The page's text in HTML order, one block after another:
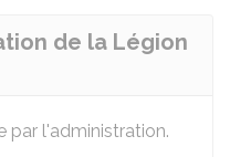
de la Légion
par l'administration.